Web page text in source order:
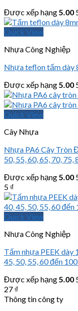
Được xếp hạng5.00
Quick View
Nhựa Công Nghiệp
Nhựa teflon tấm dày
Được xếp hạng5.00
Quick View
Cây Nhựa
Nhựa PA6 Cây Tròn
50, 55, 60, 65, 70, 75,
Được xếp hạng5.00
5 ₫
Quick View
Nhựa Công Nghiệp
Tấm nhựa PEEK dày
45, 50, 55, 60 đến
Được xếp hạng5.00
27 ₫
Thông tin công ty